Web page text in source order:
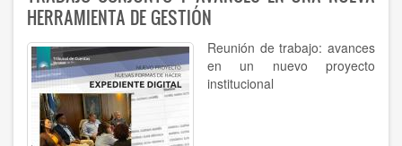
HERRAMIENTA DE GESTIÓN
Reunión de trabajo: avances
en un nuevo proyecto
institucional